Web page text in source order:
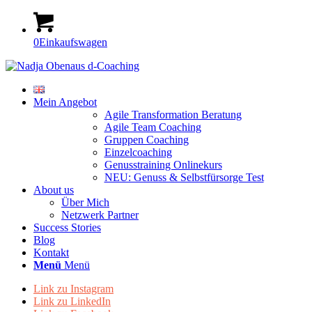
0Einkaufswagen
Mein Angebot
Agile Transformation Beratung
Agile Team Coaching
Gruppen Coaching
Einzelcoaching
Genusstraining Onlinekurs
NEU: Genuss & Selbstfürsorge Test
About us
Über Mich
Netzwerk Partner
Success Stories
Blog
Kontakt
Menü Menü
Link zu Instagram
Link zu LinkedIn